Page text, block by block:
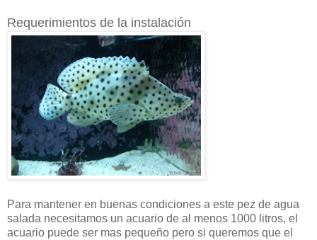
Requerimientos de la instalación
Para mantener en buenas condiciones a este pez de agua
salada necesitamos un acuario de al menos 1000 litros, el
acuario puede ser mas pequeño pero si queremos que el